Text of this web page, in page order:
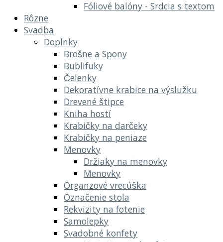
Fóliové balóny - Srdcia s textom
Rôzne
Svadba
Doplnky
Brošne a Spony
Bublifuky
Čelenky
Dekoratívne krabice na výslužku
Drevené štipce
Kniha hostí
Krabičky na darčeky
Krabičky na peniaze
Menovky
Držiaky na menovky
Menovky
Organzové vrecúška
Označenie stola
Rekvizity na fotenie
Samolepky
Svadobné konfety